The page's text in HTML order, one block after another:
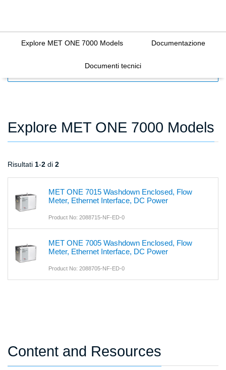
Explore MET ONE 7000 Models Documentazione
Documenti tecnici
Explore MET ONE 7000 Models
Risultati 1-2 di 2
MET ONE 7015 Washdown Enclosed, Flow
Meter, Ethernet Interface, DC Power
Product No: 2088715-NF-ED-0
MET ONE 7005 Washdown Enclosed, Flow
Meter, Ethernet Interface, DC Power
Product No: 2088705-NF-ED-0
Content and Resources